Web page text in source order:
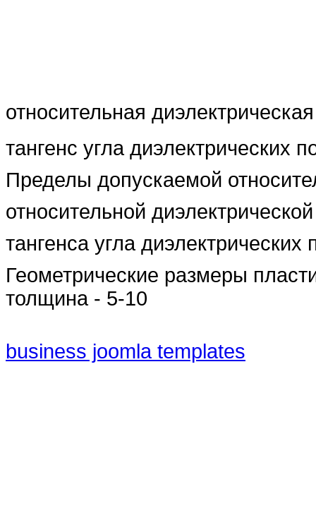
относительная
тангенс угла диэлектрических
Пределы допускаемой
относительной
тангенса угла диэлектрических
Геометрические размеры
толщина - 5-10
business joomla templates